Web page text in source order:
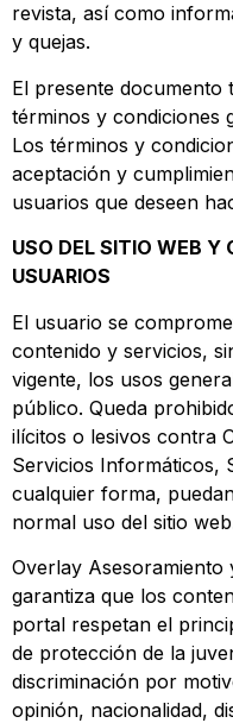
revista, así como
y quejas.
El presente documento
términos y condiciones
Los términos y
aceptación y
usuarios que deseen
USO DEL SITIO WEB Y
USUARIOS
El usuario se
contenido y servicios,
vigente, los usos
público. Queda
ilícitos o lesivos contra
Servicios Informáticos,
cualquier forma,
normal uso del sitio
Overlay
garantiza que los
portal respetan el
de protección de la
discriminación por
opinión, nacionalidad,